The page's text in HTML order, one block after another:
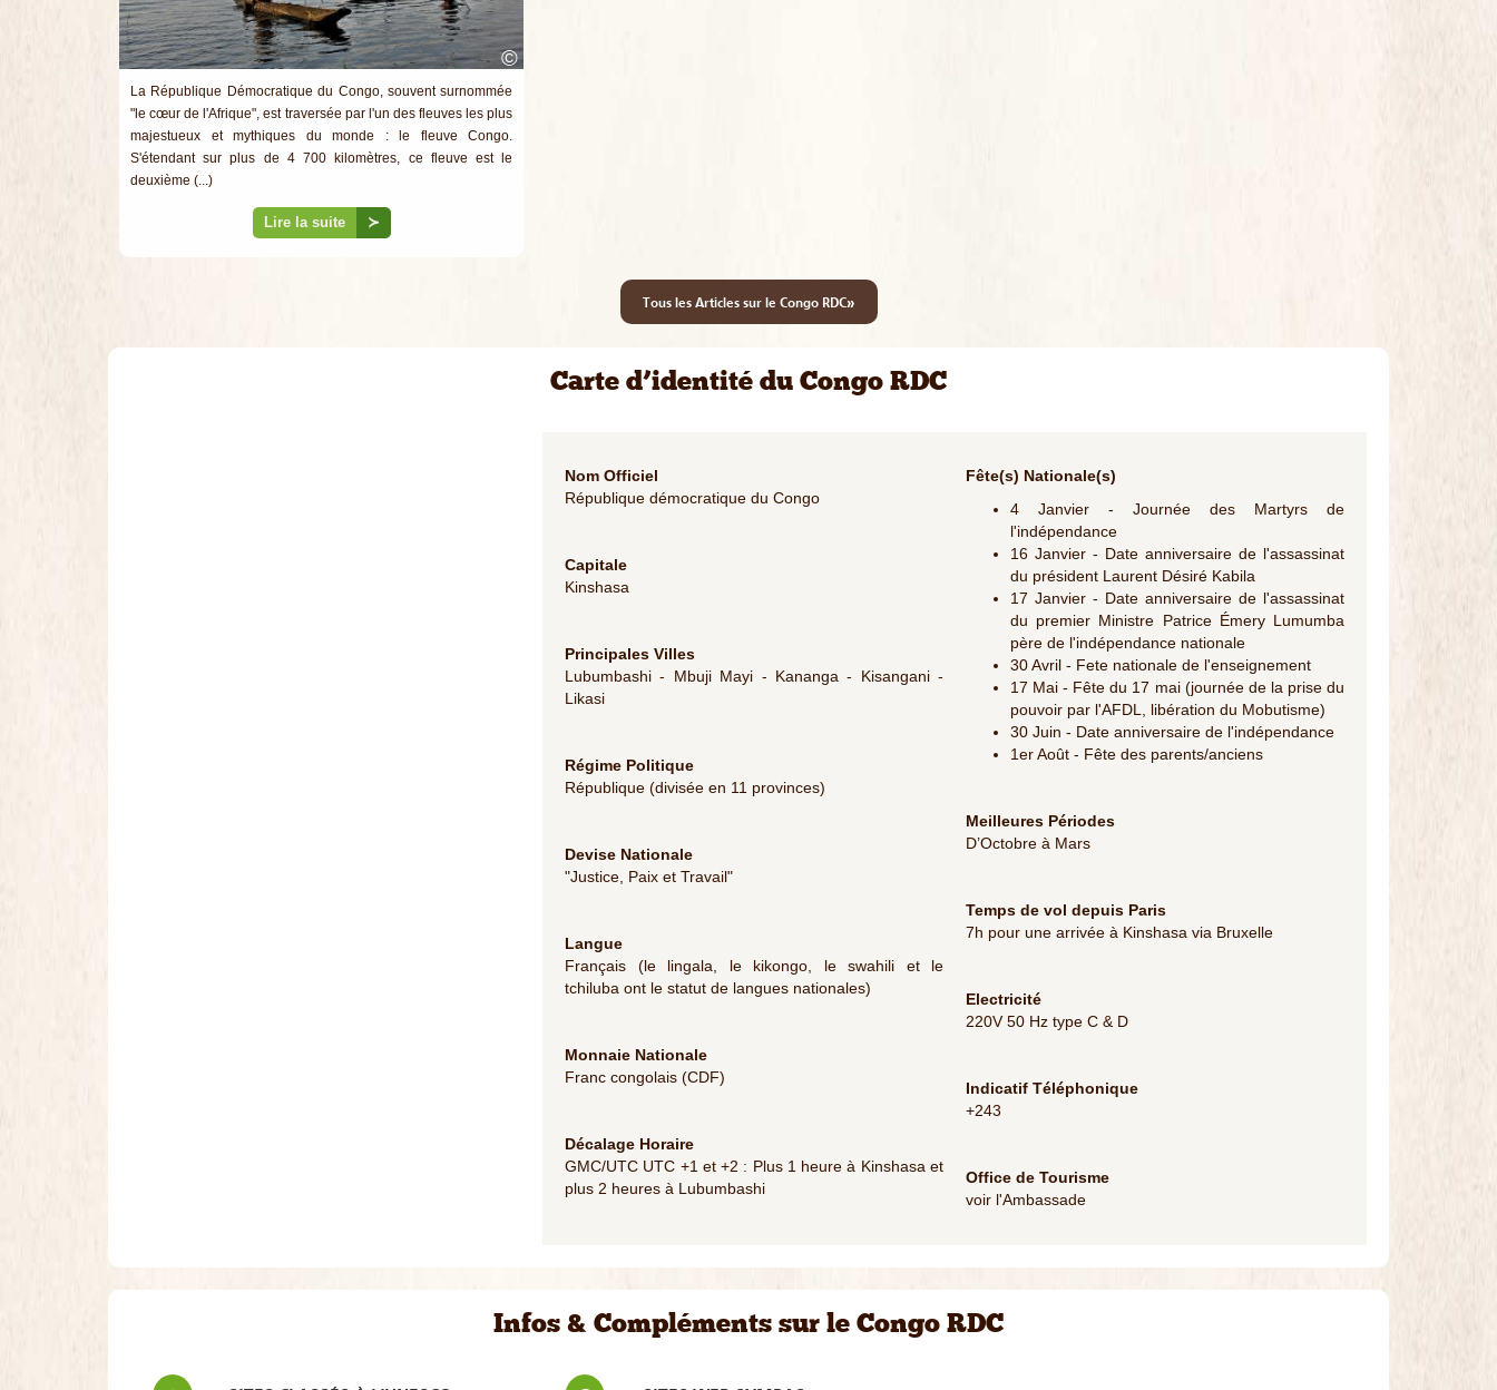
©
La République Démocratique du Congo, souvent surnommée
"le cœur de l'Afrique", est traversée par l'un des fleuves les plus
majestueux et mythiques du monde : le fleuve Congo.
S'étendant sur plus de 4 700 kilomètres, ce fleuve est le
deuxième (...)
Lire la suite ≻
Tous les Articles sur le Congo RDC»
Carte d’identité du Congo RDC
Nom Officiel
République démocratique du Congo
Capitale
Kinshasa
Principales Villes
Lubumbashi - Mbuji Mayi - Kananga - Kisangani -
Likasi
Régime Politique
République (divisée en 11 provinces)
Devise Nationale
"Justice, Paix et Travail"
Langue
Français (le lingala, le kikongo, le swahili et le
tchiluba ont le statut de langues nationales)
Monnaie Nationale
Franc congolais (CDF)
Décalage Horaire
GMC/UTC UTC +1 et +2 : Plus 1 heure à Kinshasa et
plus 2 heures à Lubumbashi
Fête(s) Nationale(s)
4 Janvier - Journée des Martyrs de
l'indépendance
16 Janvier - Date anniversaire de l'assassinat
du président Laurent Désiré Kabila
17 Janvier - Date anniversaire de l'assassinat
du premier Ministre Patrice Émery Lumumba
père de l'indépendance nationale
30 Avril - Fete nationale de l'enseignement
17 Mai - Fête du 17 mai (journée de la prise du
pouvoir par l'AFDL, libération du Mobutisme)
30 Juin - Date anniversaire de l'indépendance
1er Août - Fête des parents/anciens
Meilleures Périodes
D’Octobre à Mars
Temps de vol depuis Paris
7h pour une arrivée à Kinshasa via Bruxelle
Electricité
220V 50 Hz type C & D
Indicatif Téléphonique
+243
Office de Tourisme
voir l'Ambassade
Infos & Compléments sur le Congo RDC